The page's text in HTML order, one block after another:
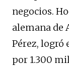
negocios.
alemana de
Pérez, logró
por 1.300